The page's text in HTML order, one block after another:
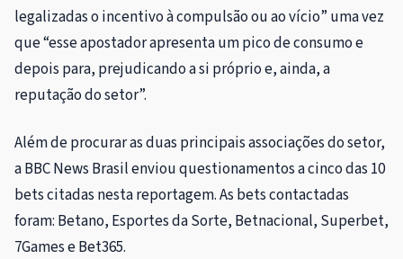
legalizadas o incentivo à compulsão ou ao vício” uma vez
que “esse apostador apresenta um pico de consumo e
depois para, prejudicando a si próprio e, ainda, a
reputação do setor”.
Além de procurar as duas principais associações do setor,
a BBC News Brasil enviou questionamentos a cinco das 10
bets citadas nesta reportagem. As bets contactadas
foram: Betano, Esportes da Sorte, Betnacional, Superbet,
7Games e Bet365.